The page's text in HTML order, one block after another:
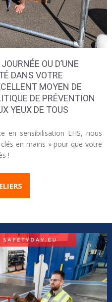
OU D’UNE
DANS VOTRE
MOYEN DE
DE PRÉVENTION
YEUX DE TOUS
en sensibilisation EHS, nous
en mains » pour que votre
!